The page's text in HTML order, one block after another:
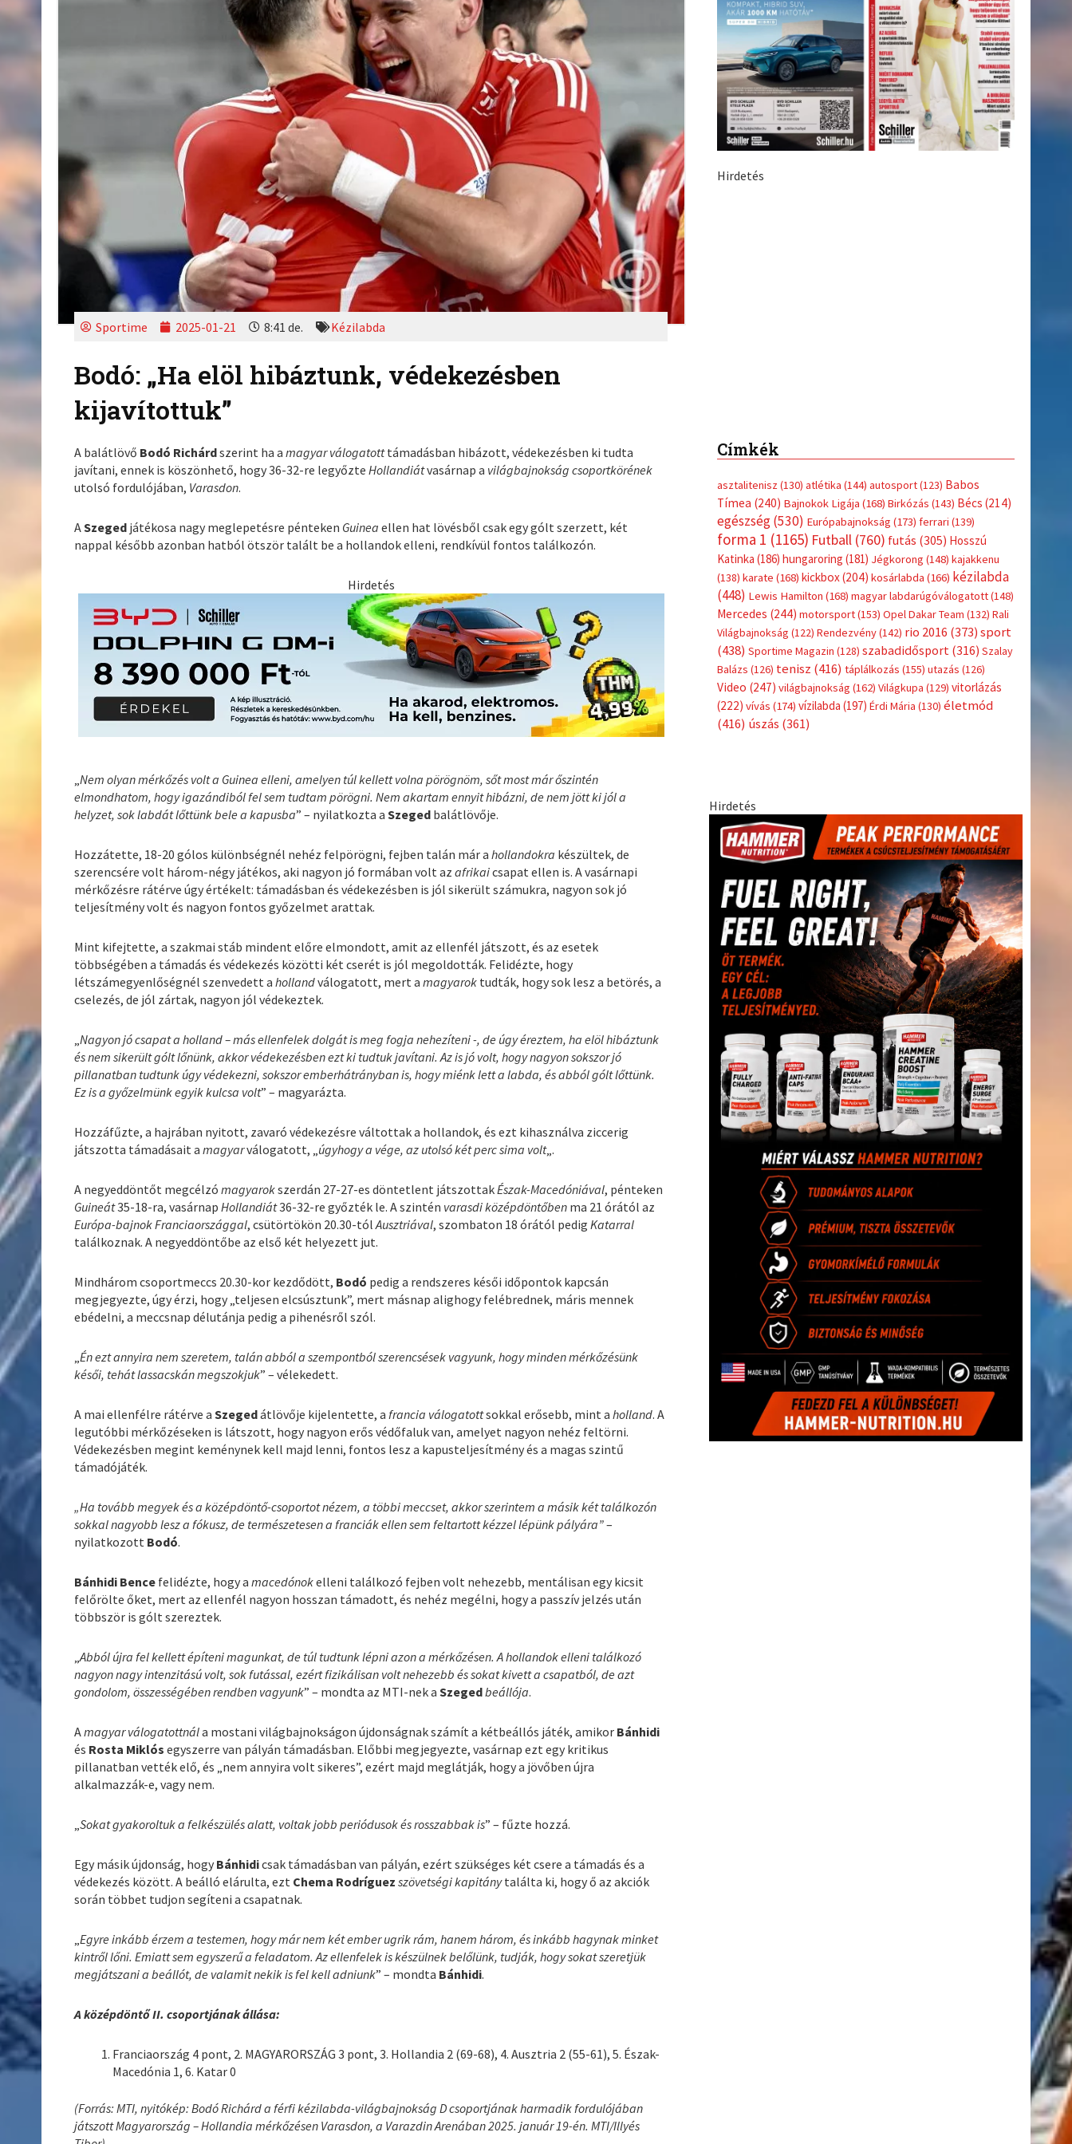
Sportime 2025-01-21 8:41 de. Kézilabda
Bodó: „Ha elöl hibáztunk, védekezésben
kijavítottuk”
A balátlövő Bodó Richárdszerint ha amagyar válogatotttámadásban hibázott, védekezésben ki tudta
javítani, ennek is köszönhető, hogy 36-32-re legyőzteHollandiátvasárnap a világbajnokság csoportkörének
utolsó fordulójában, Varasdon.
ASzeged játékosa nagy meglepetésre pénteken Guinea ellen hat lövésből csak egy gólt szerzett, két
nappal később azonban hatból ötször talált be a hollandok elleni, rendkívül fontos találkozón.
Hirdetés
„Nem olyan mérkőzés volt a Guinea elleni, amelyen túl kellett volna pörögnöm, sőt most már őszintén
elmondhatom, hogy igazándiból fel sem tudtam pörögni. Nem akartam ennyit hibázni, de nem jött ki jól a
helyzet, sok labdát lőttünk bele a kapusba” – nyilatkozta aSzeged balátlövője.
Hozzátette, 18-20 gólos különbségnél nehéz felpörögni, fejben talán már ahollandokra készültek, de
szerencsére volt három-négy játékos, aki nagyon jó formában volt azafrikaicsapat ellen is. A vasárnapi
mérkőzésre rátérve úgy értékelt: támadásban és védekezésben is jól sikerült számukra, nagyon sok jó
teljesítmény volt és nagyon fontos győzelmet arattak.
Mint kifejtette, a szakmai stáb mindent előre elmondott, amit az ellenfél játszott, és az esetek
többségében a támadás és védekezés közötti két cserét is jól megoldották. Felidézte, hogy
létszámegyenlőségnél szenvedett ahollandválogatott, mert amagyarok tudták, hogy sok lesz a betörés, a
cselezés, de jól zártak, nagyon jól védekeztek.
„Nagyon jó csapat a holland – más ellenfelek dolgát is meg fogja nehezíteni -, de úgy éreztem, ha elöl hibáztunk
és nem sikerült gólt lőnünk, akkor védekezésben ezt ki tudtuk javítani. Az is jó volt, hogy nagyon sokszor jó
pillanatban tudtunk úgy védekezni, sokszor emberhátrányban is, hogy miénk lett a labda, és abból gólt lőttünk.
Ez is a győzelmünk egyik kulcsa volt” – magyarázta.
Hozzáfűzte, a hajrában nyitott, zavaró védekezésre váltottak a hollandok, és ezt kihasználva ziccerig
játszotta támadásait amagyarválogatott, „úgyhogy a vége, az utolsó két perc sima volt„.
A negyeddöntőt megcélzómagyarokszerdán 27-27-es döntetlent játszottakÉszak-Macedóniával, pénteken
Guineát35-18-ra, vasárnapHollandiát36-32-re győzték le. A szintén varasdi középdöntőben ma 21 órától az
Európa-bajnok Franciaországgal, csütörtökön 20.30-tólAusztriával, szombaton 18 órától pedigKatarral
találkoznak. A negyeddöntőbe az első két helyezett jut.
Mindhárom csoportmeccs 20.30-kor kezdődött, Bodó pedig a rendszeres késői időpontok kapcsán
megjegyezte, úgy érzi, hogy „teljesen elcsúsztunk”, mert másnap alighogy felébrednek, máris mennek
ebédelni, a meccsnap délutánja pedig a pihenésről szól.
„Én ezt annyira nem szeretem, talán abból a szempontból szerencsések vagyunk, hogy minden mérkőzésünk
késői, tehát lassacskán megszokjuk” – vélekedett.
A mai ellenfélre rátérve aSzegedátlövője kijelentette, afrancia válogatottsokkal erősebb, mint aholland. A
legutóbbi mérkőzéseken is látszott, hogy nagyon erős védőfaluk van, amelyet nagyon nehéz feltörni.
Védekezésben megint keménynek kell majd lenni, fontos lesz a kapusteljesítmény és a magas szintű
támadójáték.
„Ha tovább megyek és a középdöntő-csoportot nézem, a többi meccset, akkor szerintem a másik két találkozón
sokkal nagyobb lesz a fókusz, de természetesen a franciák ellen sem feltartott kézzel lépünk pályára”–
nyilatkozott Bodó.
Bánhidi Bence felidézte, hogy amacedónokelleni találkozó fejben volt nehezebb, mentálisan egy kicsit
felőrölte őket, mert az ellenfél nagyon hosszan támadott, és nehéz megélni, hogy a passzív jelzés után
többször is gólt szereztek.
„Abból újra fel kellett építeni magunkat, de túl tudtunk lépni azon a mérkőzésen. A hollandok elleni találkozó
nagyon nagy intenzitású volt, sok futással, ezért fizikálisan volt nehezebb és sokat kivett a csapatból, de azt
gondolom, összességében rendben vagyunk” – mondta az MTI-nek aSzegedbeállója.
Amagyar válogatottnála mostani világbajnokságon újdonságnak számít a kétbeállós játék, amikor Bánhidi
és Rosta Miklós egyszerre van pályán támadásban. Előbbi megjegyezte, vasárnap ezt egy kritikus
pillanatban vették elő, és „nem annyira volt sikeres”, ezért majd meglátják, hogy a jövőben újra
alkalmazzák-e, vagy nem.
„Sokat gyakoroltuk a felkészülés alatt, voltak jobb periódusok és rosszabbak is” – fűzte hozzá.
Egy másik újdonság, hogy Bánhidicsak támadásban van pályán, ezért szükséges két csere a támadás és a
védekezés között. A beálló elárulta, ezt Chema Rodríguez szövetségi kapitánytalálta ki, hogy ő az akciók
során többet tudjon segíteni a csapatnak.
„Egyre inkább érzem a testemen, hogy már nem két ember ugrik rám, hanem három, és inkább hagynak minket
kintről lőni. Emiatt sem egyszerű a feladatom. Az ellenfelek is készülnek belőlünk, tudják, hogy sokat szeretjük
megjátszani a beállót, de valamit nekik is fel kell adniunk” – mondta Bánhidi.
A középdöntő II. csoportjának állása:
Franciaország 4 pont, 2. MAGYARORSZÁG 3 pont, 3. Hollandia 2 (69-68), 4. Ausztria 2 (55-61), 5. Észak-
Macedónia 1, 6. Katar 0
(Forrás: MTI, nyitókép: Bodó Richárd a férfi kézilabda-világbajnokság D csoportjának harmadik fordulójában
játszott Magyarország – Hollandia mérkőzésen Varasdon, a Varazdin Arenában 2025. január 19-én. MTI/Illyés
Hirdetés
Címkék
asztalitenisz(130) atlétika(144)autosport(123)Babos
Tímea(240)Bajnokok Ligája(168)Birkózás(143)Bécs(214)
(173)ferrari(139)
forma 1(1165) Futball(760)futás(305)Hosszú
Katinka(186) hungaroring(181)Jégkorong(148)kajakkenu
(138)karate(168)kickbox(204)kosárlabda(166)kézilabda
(448) Lewis Hamilton(168)magyar labdarúgóválogatott(148)
Mercedes(244) motorsport(153)Opel Dakar Team(132)Rali
Világbajnokság
Rendezvény(142)rio 2016(373)sport
(438)Sportime Magazin(128) szabadidősport(316)Szalay
Balázs(126)tenisz(416) táplálkozás utazás(126)
Video(247) világbajnokság(162) Világkupa(129)vitorlázás
(222)
vívás (174) vízilabda(197)Érdi Mária(130)
életmód
(416)úszás(361)